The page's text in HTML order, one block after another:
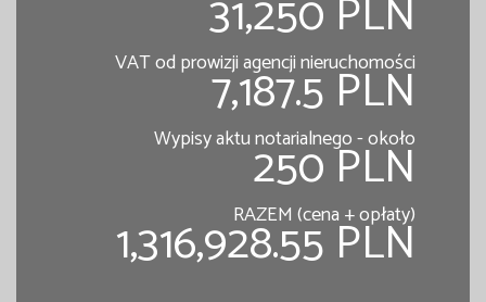
31,250 PLN
VAT od prowizji agencji nieruchomości
7,187.5 PLN
Wypisy aktu notarialnego - około
250 PLN
RAZEM (cena + opłaty)
1,316,928.55 PLN